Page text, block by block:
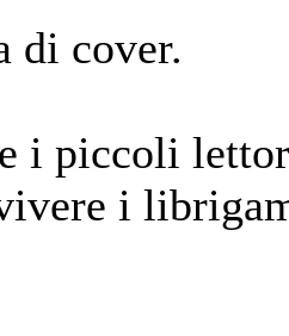
di cover.
i piccoli
i